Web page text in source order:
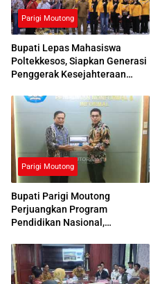
Parigi Moutong
Bupati Lepas Mahasiswa
Poltekkesos, Siapkan Generasi
Penggerak Kesejahteraan
Parigi Moutong
Bupati Parigi Moutong
Perjuangkan Program
Pendidikan Nasional,
Respons Positif